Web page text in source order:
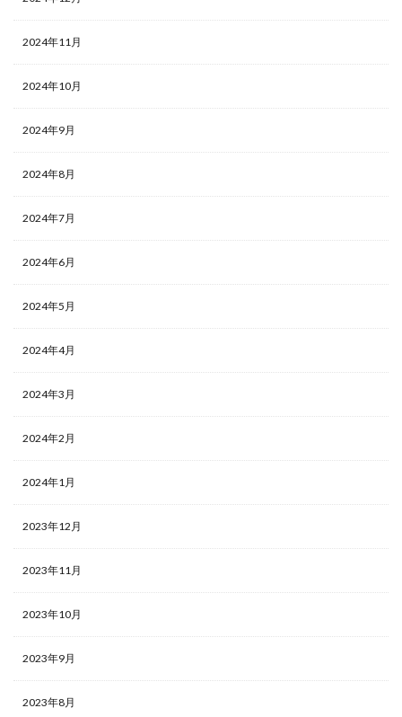
2024年11月
2024年10月
2024年9月
2024年8月
2024年7月
2024年6月
2024年5月
2024年4月
2024年3月
2024年2月
2024年1月
2023年12月
2023年11月
2023年10月
2023年9月
2023年8月